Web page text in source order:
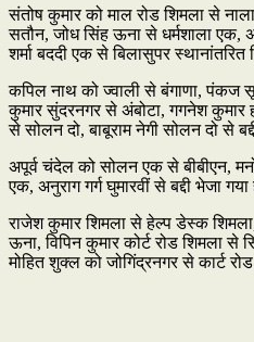
संतोष कुमार को माल रोड शिमला से
सतौन, जोध सिंह ऊना से धर्मशाला एक,
शर्मा बददी एक से बिलासुपर स्थानांतरित
कपिल नाथ को ज्वाली से बंगाणा, पंकज
कुमार सुंदरनगर से अंबोटा, गगनेश कुमार
से सोलन दो, बाबूराम नेगी सोलन दो से
अपूर्व चंदेल को सोलन एक से बीबीएन,
एक, अनुराग गर्ग घुमारवीं से बद्दी भेजा गया
राजेश कुमार शिमला से हेल्प डेस्क
ऊना, विपिन कुमार कोर्ट रोड शिमला
मोहित शुक्ल को जोगिंद्रनगर से कार्ट